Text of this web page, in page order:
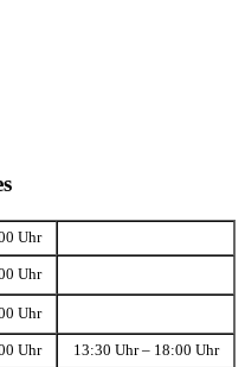
Uhr
Uhr
Uhr
Uhr 13:30 Uhr – 18:00 Uhr